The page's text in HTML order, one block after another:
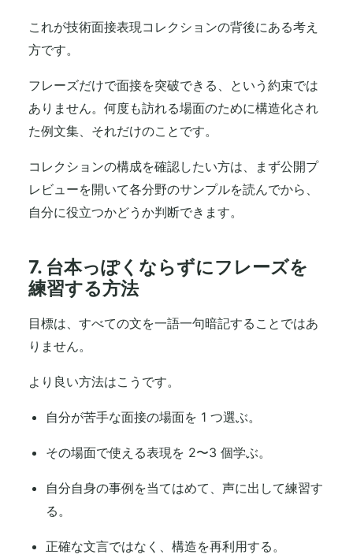
これが技術面接表現コレクションの背後にある考え
方です。
フレーズだけで面接を突破できる、という約束では
ありません。何度も訪れる場面のために構造化され
た例文集、それだけのことです。
コレクションの構成を確認したい方は、まず公開プ
レビューを開いて各分野のサンプルを読んでから、
自分に役立つかどうか判断できます。
7. 台本っぽくならずにフレーズを
練習する方法
目標は、すべての文を一語一句暗記することではあ
りません。
より良い方法はこうです。
自分が苦手な面接の場面を 1 つ選ぶ。
その場面で使える表現を 2〜3 個学ぶ。
自分自身の事例を当てはめて、声に出して練習す
る。
正確な文言ではなく、構造を再利用する。